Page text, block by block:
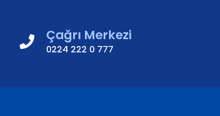
Çağrı Merkezi
0224 222 0 777